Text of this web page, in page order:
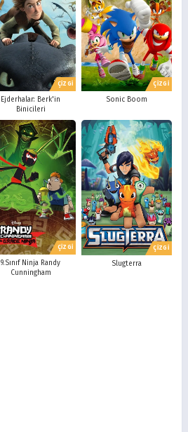
ÇİZGİ
Ejderhalar: Berk'in
Binicileri
ÇİZGİ
Sonic Boom
ÇİZGİ
9.Sınıf Ninja Randy
Cunningham
ÇİZGİ
Slugterra